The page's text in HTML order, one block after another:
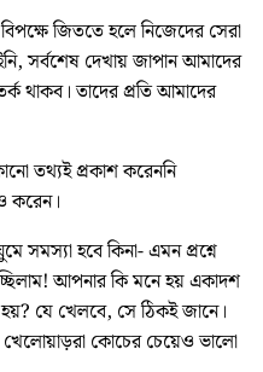
জিততে হলে নিজেদের সেরা
সর্বশেষ দেখায় জাপান আমাদের
থাকব। তাদের প্রতি আমাদের
তথ্যই প্রকাশ করেননি
করেন।
সমস্যা হবে কিনা- এমন প্রশ্নে
আপনার কি মনে হয় একাদশ
যে খেলবে, সে ঠিকই জানে।
কোচের চেয়েও ভালো